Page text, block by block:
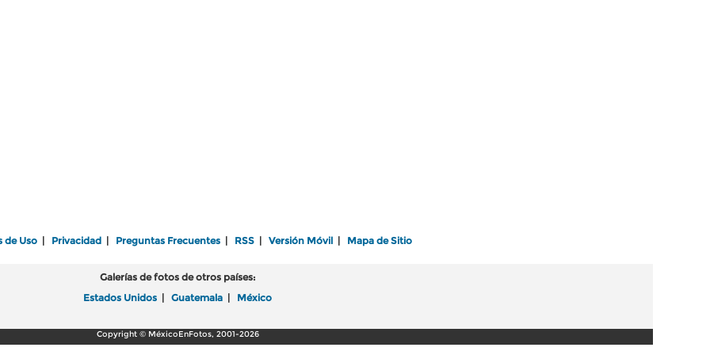
de Uso Privacidad Preguntas Frecuentes RSS Versión Móvil Mapa de Sitio
Galerías de fotos de otros países:
Estados Unidos
Guatemala México
Copyright © MéxicoEnFotos, 2001-2026